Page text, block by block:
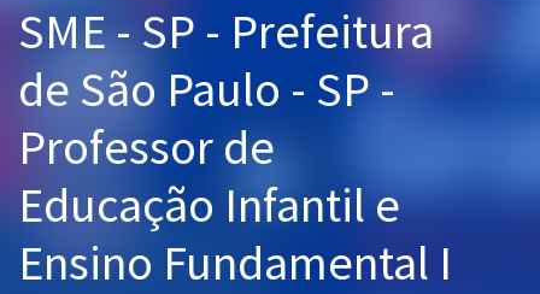
Cursos 20% OFF
Pós
Graduação
OAB
Mentorias
SME - SP - Prefeitura
de São Paulo - SP -
Professor de
Educação Infantil e
Ensino Fundamental I